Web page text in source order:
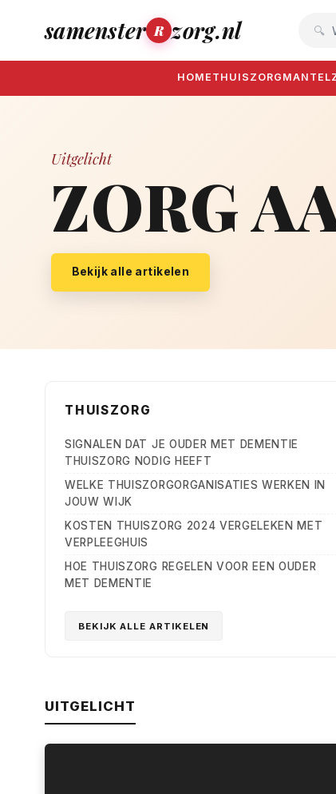
samenster R zorg.nl
HOME THUISZORG
Uitgelicht
ZORG
Bekijk alle artikelen
THUISZORG
SIGNALEN DAT JE OUDER MET DEMENTIE
THUISZORG NODIG HEEFT
WELKE THUISZORGORGANISATIES WERKEN IN
JOUW WIJK
KOSTEN THUISZORG 2024 VERGELEKEN MET
VERPLEEGHUIS
HOE THUISZORG REGELEN VOOR EEN OUDER
MET DEMENTIE
BEKIJK ALLE ARTIKELEN
UITGELICHT